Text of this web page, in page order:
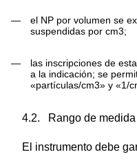
—
el NP por volumen se
suspendidas por cm3;
—
las inscripciones de
a la indicación; se
«partículas/cm3» y «1/
4.2. Rango de medida
El instrumento debe